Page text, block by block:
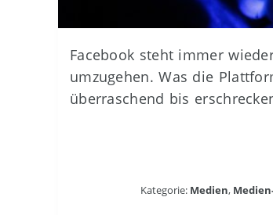
Facebook steht immer
umzugehen. Was die
überraschend bis
Kategorie: Medien,